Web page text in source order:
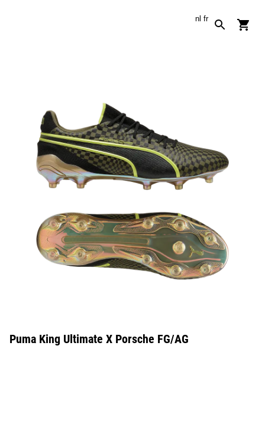
nl fr
Puma King Ultimate X Porsche FG/AG